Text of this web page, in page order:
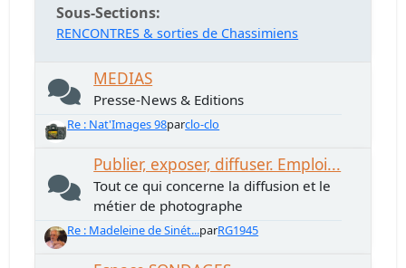
Sous-Sections
RENCONTRES & sorties de Chassimiens
MEDIAS
Presse-News & Editions
Re : Nat'Images 98parclo-clo
Publier, exposer, diffuser. Emploi...
Tout ce qui concerne la diffusion et le
métier de photographe
Re : Madeleine de Sinét...parRG1945